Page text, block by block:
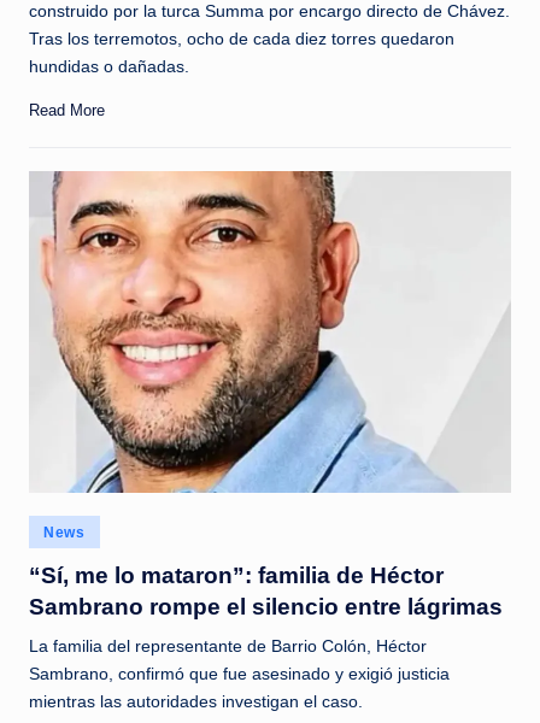
construido por la turca Summa por encargo directo de Chávez.
Tras los terremotos, ocho de cada diez torres quedaron
hundidas o dañadas.
Read More
Posted
in
News
“Sí, me lo mataron”: familia de Héctor
Sambrano rompe el silencio entre lágrimas
La familia del representante de Barrio Colón, Héctor
Sambrano, confirmó que fue asesinado y exigió justicia
mientras las autoridades investigan el caso.